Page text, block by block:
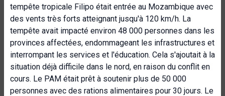
tempête tropicale Filipo était entrée au Mozambique avec
des vents très forts atteignant jusqu'à 120 km/h. La
tempête avait impacté environ 48 000 personnes dans les
provinces affectées, endommageant les infrastructures et
interrompant les services et l'éducation. Cela s'ajoutait à la
situation déjà difficile dans le nord, en raison du conflit en
cours. Le PAM était prêt à soutenir plus de 50 000
personnes avec des rations alimentaires pour 30 jours. Le